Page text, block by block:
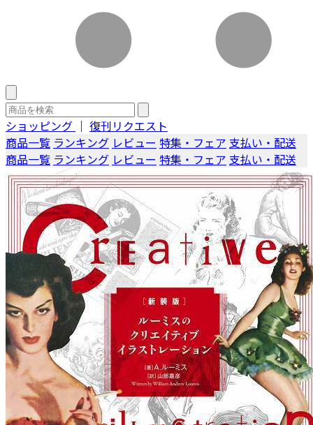
ショッピング ｜ 復刊リクエスト
商品一覧 ランキング レビュー 特集・フェア 支払い・配送
商品一覧 ランキング レビュー 特集・フェア 支払い・配送